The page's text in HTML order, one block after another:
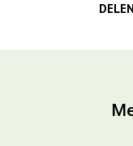
DELEN